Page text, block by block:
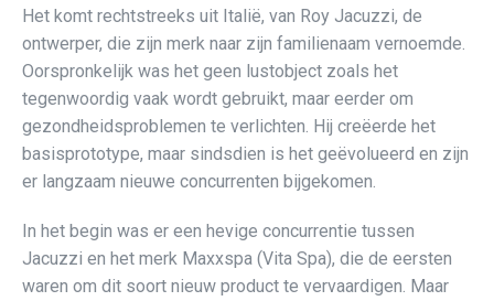
Het komt rechtstreeks uit Italië, van Roy Jacuzzi, de
ontwerper, die zijn merk naar zijn familienaam vernoemde.
Oorspronkelijk was het geen lustobject zoals het
tegenwoordig vaak wordt gebruikt, maar eerder om
gezondheidsproblemen te verlichten. Hij creëerde het
basisprototype, maar sindsdien is het geëvolueerd en zijn
er langzaam nieuwe concurrenten bijgekomen.
In het begin was er een hevige concurrentie tussen
Jacuzzi en het merk Maxxspa (Vita Spa), die de eersten
waren om dit soort nieuw product te vervaardigen. Maar